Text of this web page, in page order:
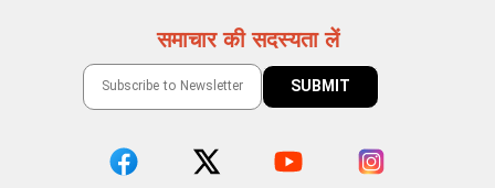
समाचार की सदस्यता लें